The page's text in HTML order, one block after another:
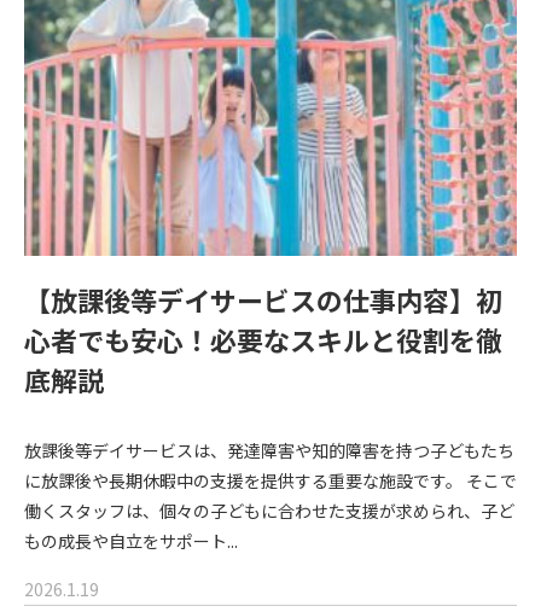
【放課後等デイサービスの仕事内容】初
心者でも安心！必要なスキルと役割を徹
底解説
放課後等デイサービスは、発達障害や知的障害を持つ子どもたち
に放課後や長期休暇中の支援を提供する重要な施設です。 そこで
働くスタッフは、個々の子どもに合わせた支援が求められ、子ど
もの成長や自立をサポート...
2026.1.19